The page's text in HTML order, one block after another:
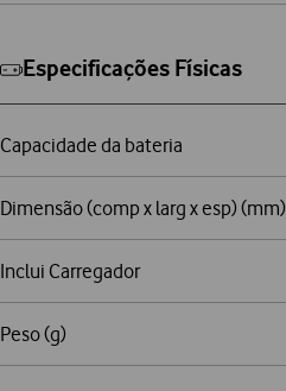
Especificações Físicas
Capacidade da bateria
Dimensão (comp x larg x esp) (mm)
Inclui Carregador
Peso (g)